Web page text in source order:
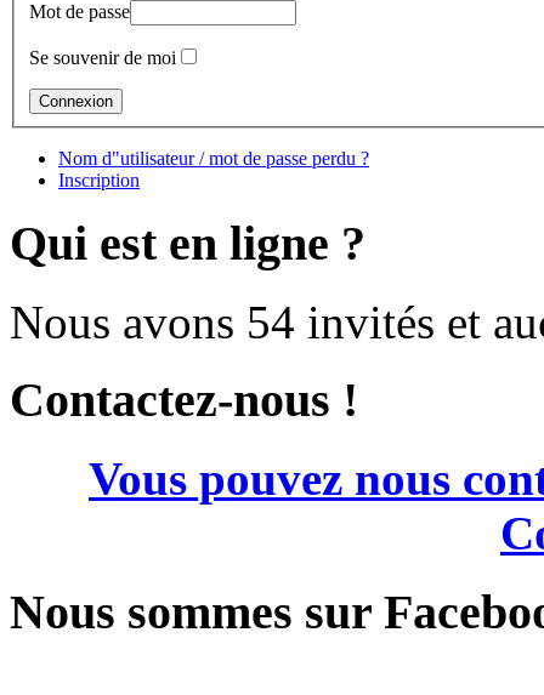
Mot de passe
Se souvenir de moi
Nom d"utilisateur / mot de passe perdu ?
Inscription
Qui est en ligne ?
Nous avons 54 invités et
Contactez-nous !
Vous pouvez nous
Nous sommes sur